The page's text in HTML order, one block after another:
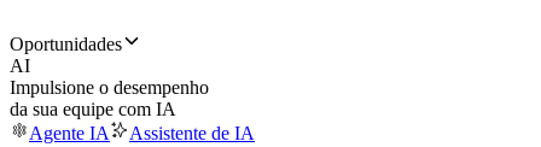
Oportunidades
AI
Impulsione o desempenho
da sua equipe com IA
Agente IA
Assistente de IA